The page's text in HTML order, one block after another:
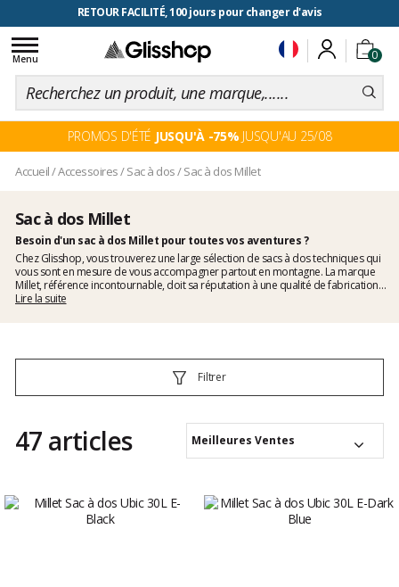
RETOUR FACILITÉ, 100 jours pour changer d'avis
0
Toggle
navigation
Menu
PROMOS D'ÉTÉ JUSQU'À -75% JUSQU'AU 25/08
Accueil/Accessoires/Sac à dos/Sac à dos Millet
Sac à dos Millet
Besoin d'un sac à dos Millet pour toutes vos aventures ?
Chez Glisshop, vous trouverez une large sélection de sacs à dos techniques qui
vous sont en mesure de vous accompagner partout en montagne. La marque
Millet, référence incontournable, doit sa réputation à une qualité de fabrication
exemplaire. Elle cherche toujours plus à vous offrir le meilleur en termes de
Lire la suite
Filtrer
47 articles Meilleures Ventes